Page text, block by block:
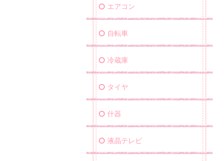
エアコン
自転車
冷蔵庫
タイヤ
什器
液晶テレビ